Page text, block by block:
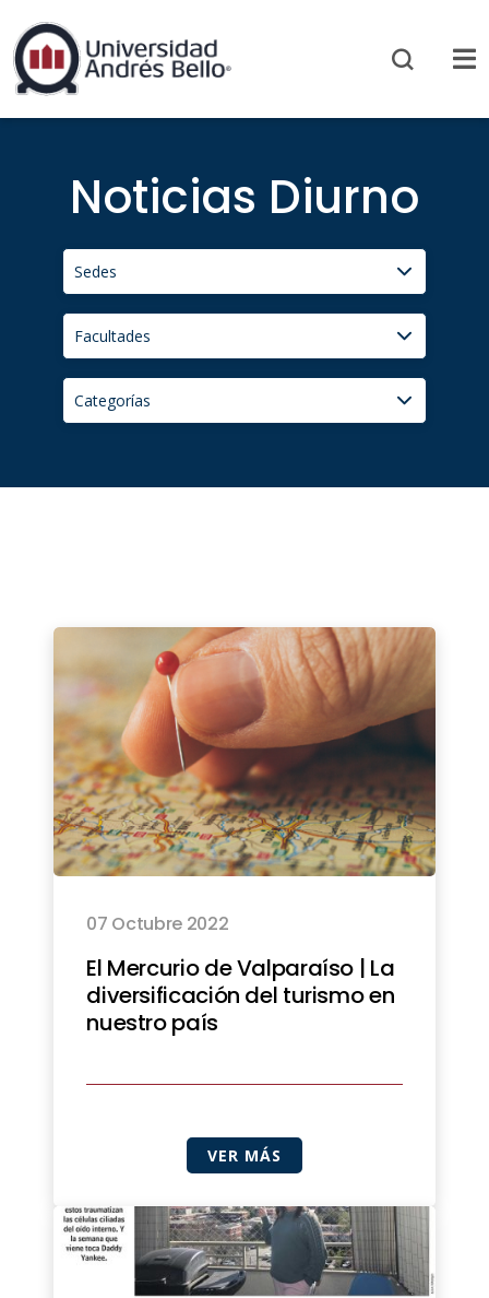
Noticias Diurno
07 Octubre 2022
El Mercurio de Valparaíso | La
diversificación del turismo en
nuestro país
VER MÁS